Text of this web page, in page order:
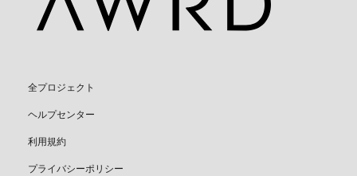
全プロジェクト
ヘルプセンター
利用規約
プライバシーポリシー